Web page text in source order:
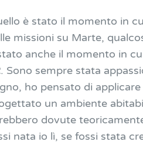
è stato il momento in
missioni su Marte,
anche il momento in
. Sono sempre stata
ho pensato di
un ambiente
dovute
nata io lì, se fossi stata